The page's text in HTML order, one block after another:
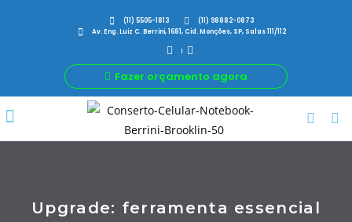
(11) 5505-1813
(11) 98882-0873
Av. Eng. Luiz C. Berrini, 1681, Cid. Monções, SP, Salas 111/112
Fazer orçamento agora
Upgrade: ferramenta essencial